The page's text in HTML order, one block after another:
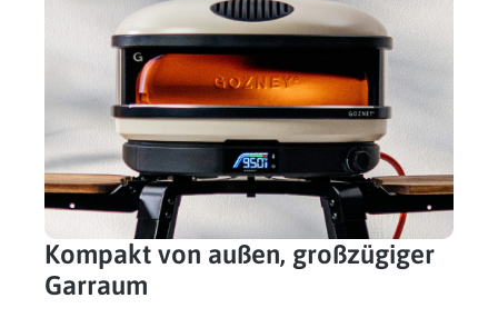
Kompakt von außen, großzügiger
Garraum